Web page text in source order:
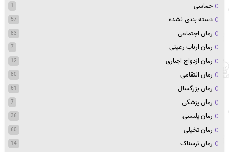
حماسی 1
دسته بندی نشده 57
رمان اجتماعی 83
رمان ارباب رعیتی 7
رمان ازدواج اجباری 12
رمان انتقامی 80
رمان بزرگسال 61
رمان پزشکی 7
رمان پلیسی 36
رمان تخیلی 60
رمان ترسناک 14